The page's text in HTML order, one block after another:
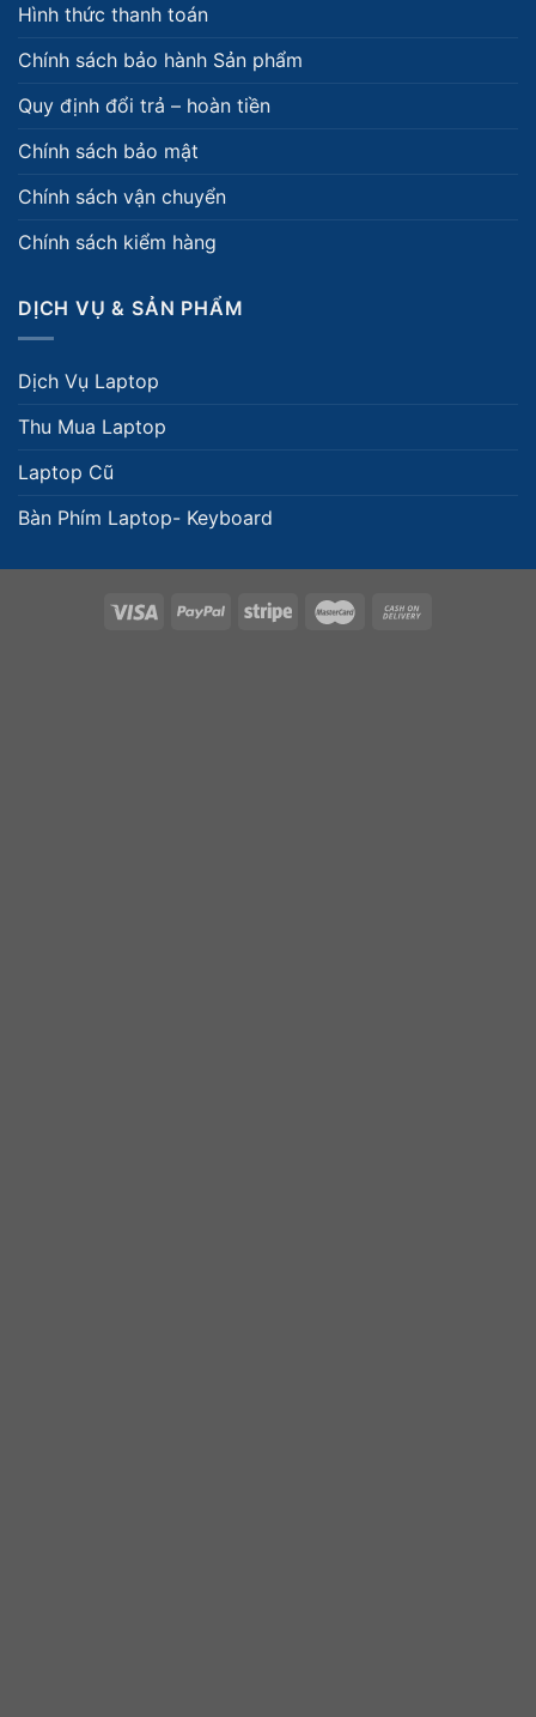
Hình thức thanh toán
Chính sách bảo hành Sản phẩm
Quy định đổi trả – hoàn tiền
Chính sách bảo mật
Chính sách vận chuyển
Chính sách kiểm hàng
DỊCH VỤ & SẢN PHẨM
Dịch Vụ Laptop
Thu Mua Laptop
Laptop Cũ
Bàn Phím Laptop- Keyboard